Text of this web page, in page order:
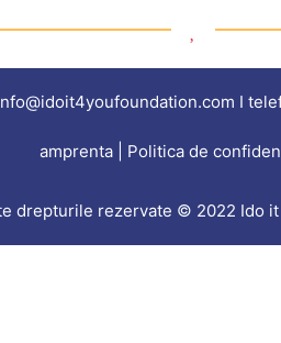
I
amprenta | Politica de
drepturile rezervate © 2022 Ido